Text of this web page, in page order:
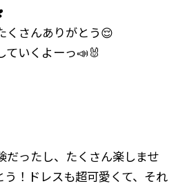
くさんありがとう😌
ていくよーっ📣🐰
だったし、たくさん楽しませ
う！ドレスも超可愛くて、それ